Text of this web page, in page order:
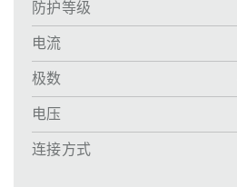
防护等级
电流
极数
电压
连接方式